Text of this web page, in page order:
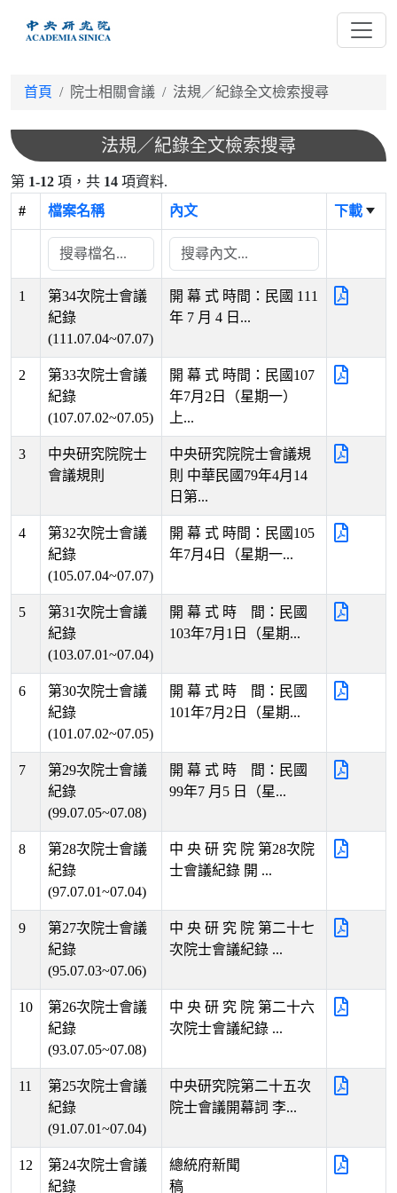
首頁 院士相關會議 法規／紀錄全文檢索搜尋
法規／紀錄全文檢索搜尋
第 1-12 項，共 14 項資料.
#
檔案名稱 內文 下載
1
第34次院士會議
紀錄
(111.07.04~07.07)
開 幕 式 時間：民國 111
年 7 月 4 日...
2
第33次院士會議
紀錄
(107.07.02~07.05)
開 幕 式 時間：民國107
年7月2日（星期一）
上...
3
中央研究院院士
會議規則
中央研究院院士會議規
則 中華民國79年4月14
日第...
4
第32次院士會議
紀錄
(105.07.04~07.07)
開 幕 式 時間：民國105
年7月4日（星期一...
5
第31次院士會議
紀錄
(103.07.01~07.04)
開 幕 式 時 間：民國
103年7月1日（星期...
6
第30次院士會議
紀錄
(101.07.02~07.05)
開 幕 式 時 間：民國
101年7月2日（星期...
7
第29次院士會議
紀錄
(99.07.05~07.08)
開 幕 式 時 間：民國
99年7 月5 日（星...
8
第28次院士會議
紀錄
(97.07.01~07.04)
中 央 研 究 院 第28次院
士會議紀錄 開 ...
9
第27次院士會議
紀錄
(95.07.03~07.06)
中 央 研 究 院 第二十七
次院士會議紀錄 ...
10
第26次院士會議
紀錄
(93.07.05~07.08)
中 央 研 究 院 第二十六
次院士會議紀錄 ...
11
第25次院士會議
紀錄
(91.07.01~07.04)
中央研究院第二十五次
院士會議開幕詞 李...
12
第24次院士會議
紀錄
總統府新聞
稿